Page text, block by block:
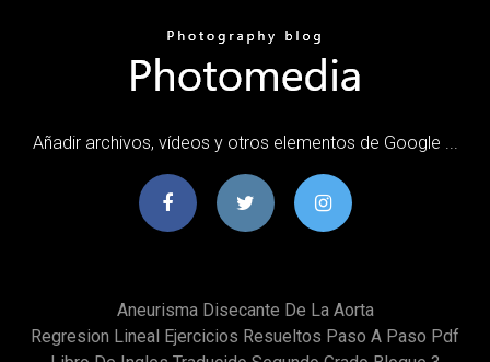
Añadir archivos, vídeos y otros elementos de Google ...
Aneurisma Disecante De La Aorta
Regresion Lineal Ejercicios Resueltos Paso A Paso Pdf